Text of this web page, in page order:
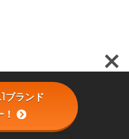
ブランド